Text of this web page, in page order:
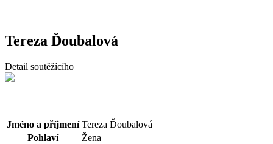
Tereza Ďoubalová
Detail soutěžícího
Jméno a příjmení Tereza Ďoubalová
Pohlaví
Žena